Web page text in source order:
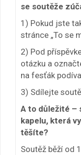
se soutěže
1) Pokud jste
stránce „To se
2) Pod
otázku a
na fesťák
3) Sdílejte
A to důležité –
kapelu, která
těšíte?
Soutěž běží od